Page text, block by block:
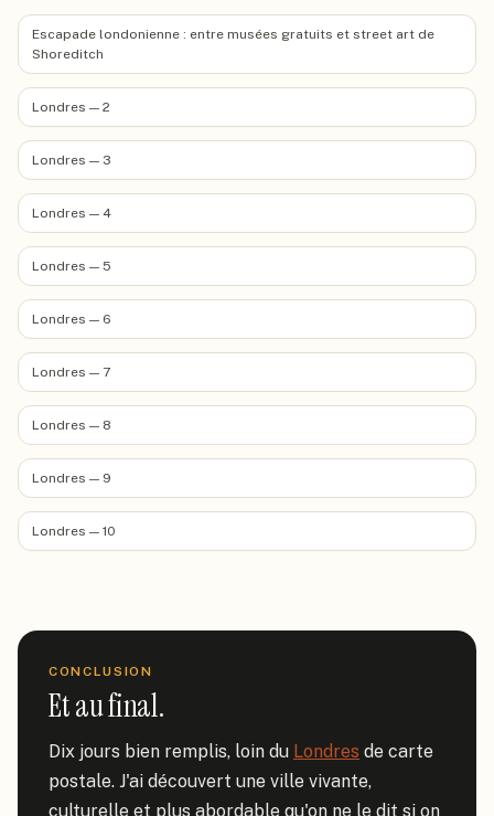
Escapade londonienne : entre musées gratuits et street art de
Shoreditch
Londres — 2
Londres — 3
Londres — 4
Londres — 5
Londres — 6
Londres — 7
Londres — 8
Londres — 9
Londres — 10
CONCLUSION
Et au final.
Dix jours bien remplis, loin du Londres de carte
postale. J'ai découvert une ville vivante,
culturelle et plus abordable qu'on ne le dit si on